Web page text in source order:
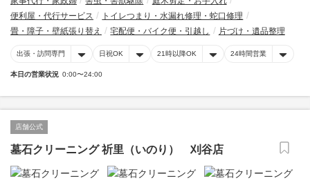
便利屋・代行サービス
トイレつまり・水漏れ修理・蛇口修理
畳・障子・壁紙張り替え
宅配便・バイク便・引越し 片づけ・遺品整理
出張・訪問専門 日祝OK 21時以降OK 24時間営業
本日の営業状況 0:00〜24:00
店舗公式
墓石クリーニング 祈里（いのり） 刈谷店